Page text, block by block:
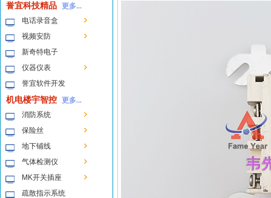
誉宜科技精品 更多...
电话录音盒
视频安防
新奇特电子
仪器仪表
誉宜软件开发
机电楼宇智控 更多...
消防系统
保险丝
地下铺线
气体检测仪
MK开关插座
疏散指示系统